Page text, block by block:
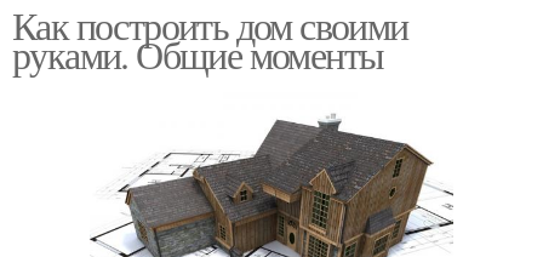
Как построить дом своими
руками. Общие моменты